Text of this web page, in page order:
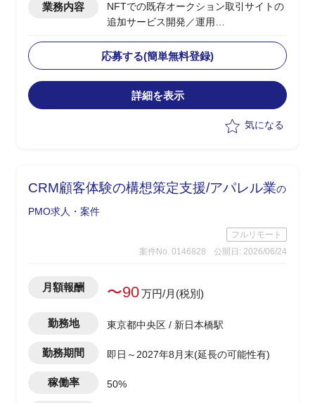
業務内容
NFTでの既存オークション取引サイトの
追加サービス開発／運用
‐PMと一緒にお客様との打合、打合せの
ための資料作成を実施
‐PMOとしてお客様との折衝概要～仕様
を落とし、エンジニアチームへ
‐クライアント業務の整理、関係者への
‐Dep通貨チーム：開発エンジニア・・・
属・・・2名、PMOが1名＝ディレクタ
‐CSSフロント コーダー1名
現行ではPMが担当する複数案件を横断
で管理しているため、PM補佐としてPM
のPJ管理の負担を軽減したい。
PMOを設置してPJ管理担当を専属化
応募する(簡単無料登録)
詳細を表示
気になる
CRM顧客体験の構想策定支援/アパレル業の
PMO求人・案件
フルリモート
案件No. 0146828
公開日: 2026/06/24
月額報酬 〜90万円/月(税別)
勤務地 東京都中央区 / 新日本橋駅
勤務期間 即日～2027年8月末(延長の可能性有)
稼働率 50%